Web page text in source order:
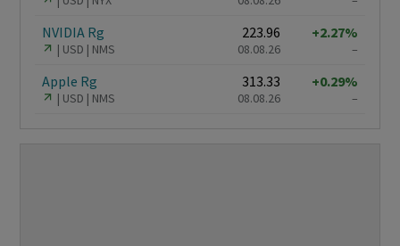
NVIDIA Rg
USD NMS
223.96
08.08.26
+2.27%
–
Apple Rg
USD NMS
313.33
08.08.26
+0.29%
–